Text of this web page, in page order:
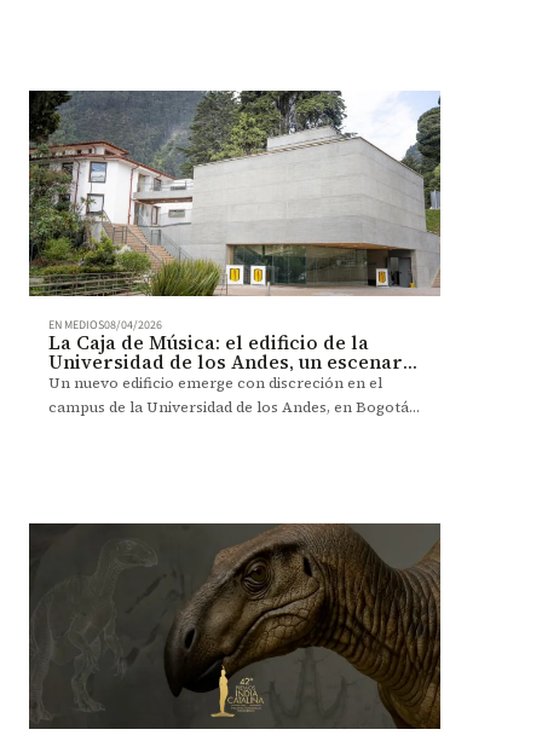
EN MEDIOS08/04/2026
La Caja de Música: el edificio de la
Universidad de los Andes, un escenario
para vivir el arte
Un nuevo edificio emerge con discreción en el
campus de la Universidad de los Andes, en Bogotá.